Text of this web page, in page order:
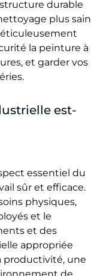
durable
plus sain
la peinture à
et garder vos
est-
essentiel du
sûr et efficace.
physiques,
et le
et des
appropriée
productivité, une